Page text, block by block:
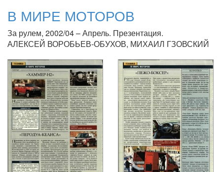
В МИРЕ МОТОРОВ
За рулем, 2002/04 – Апрель. Презентация.
АЛЕКСЕЙ ВОРОБЬЕВ-ОБУХОВ, МИХАИЛ ГЗОВСКИЙ